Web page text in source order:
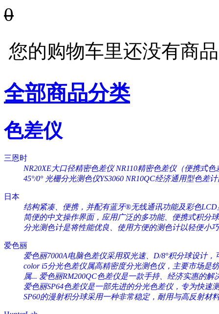
0
您的购物车里还没有商
全部商品分类
色差仪
三恩时
NR20XE大口径精密色差仪 NR110精密色差仪（便携式色
45°/0° 光栅分光测色仪YS3060 NR10QC经济通用型色差
日本
结构紧凑、便携，并配有蓝牙®无线通讯功能及彩色LCD
简便的中文操作界面，应用广泛的多功能、便携式积分
分光测色计是将性能优良、使用方便的测色计以轻便小
爱色丽
爱色丽7000A电脑色差仪采用双光速、D/8°积分球设计，
color i5分光色差仪属高精密度分光测色仪，主要市场是
属... 爱色丽RM200QC色差仪是一款手持、经济实惠的解
爱色丽SP64色差仪是一部先进的分光色差仪，专为快速
SP60的漫射积分球采用一种非常稳定，耐用与高反射材料